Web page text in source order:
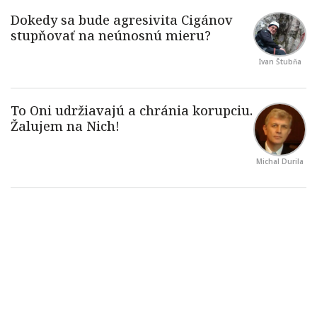
Ivan Štubňa
Michal Durila